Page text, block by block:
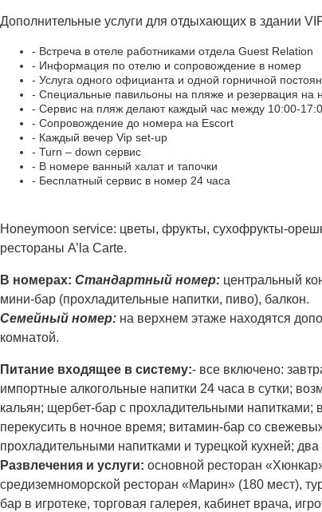
Дополнительные услуги для отдыхающих в здании
- Встреча в отеле работниками отдела Guest Relation
- Информация по отелю и сопровождение в номер
- Услуга одного официанта и одной горничной
- Специальные павильоны на пляже и резервация на
- Сервис на пляж делают каждый час между 10:00-
- Сопровождение до номера на Escort
- Каждый вечер Vip set-up
- Turn – down сервис
- В номере ванный халат и тапочки
- Бесплатный сервис в номер 24 часа
Honeymoon service: цветы, фрукты, сухофрукты-
рестораны A’la Carte.
В номерах: Стандартный номер: центральный
мини-бар (прохладительные напитки, пиво), балкон.
Семейный номер: на верхнем этаже находятся
комнатой.
Питание входящее в систему:- все включено:
импортные алкогольные напитки 24 часа в сутки;
кальян; щербет-бар с прохладительными
перекусить в ночное время; витамин-бар со
прохладительными напитками и турецкой кухней;
Развлечения и услуги: основной ресторан
средиземноморской ресторан «Марин» (180 мест),
бар в игротеке, торговая галерея, кабинет врача,